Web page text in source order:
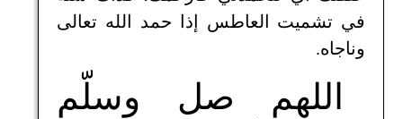
في تشميت العاطس إذا حمد الله تعالى
وناجاه.
اللهم صل وسلّم